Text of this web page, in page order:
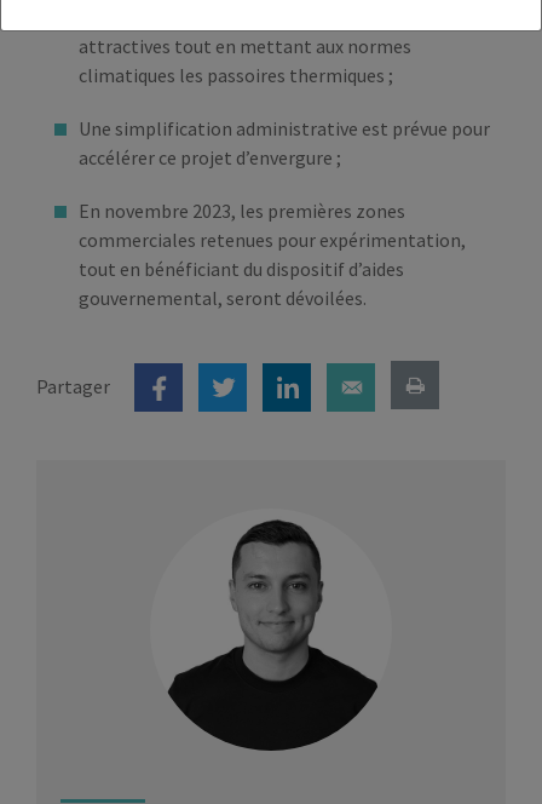
attractives tout en mettant aux normes
climatiques les passoires thermiques ;
Une simplification administrative est prévue pour
accélérer ce projet d’envergure ;
En novembre 2023, les premières zones
commerciales retenues pour expérimentation,
tout en bénéficiant du dispositif d’aides
gouvernemental, seront dévoilées.
Partager